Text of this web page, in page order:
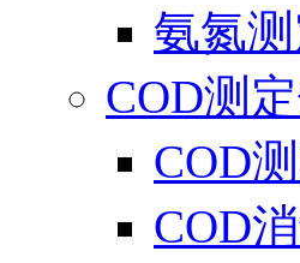
氨氮
COD测
COD
COD